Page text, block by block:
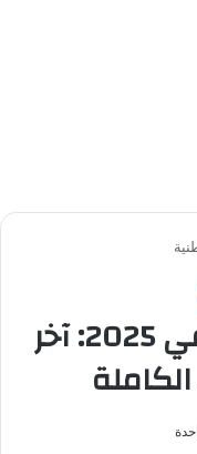
عفو الضمان الاجتماعي 2025: آخر